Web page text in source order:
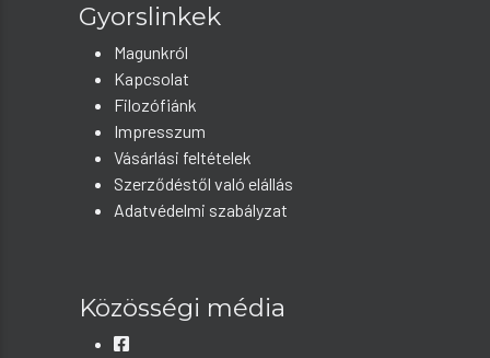
Gyorslinkek
Magunkról
Kapcsolat
Filozófiánk
Impresszum
Vásárlási feltételek
Szerződéstől való elállás
Adatvédelmi szabályzat
Közösségi média